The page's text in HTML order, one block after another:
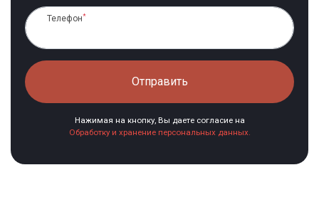
Телефон*
Отправить
Нажимая на кнопку, Вы даете согласие на
Обработку и хранение персональных данных.